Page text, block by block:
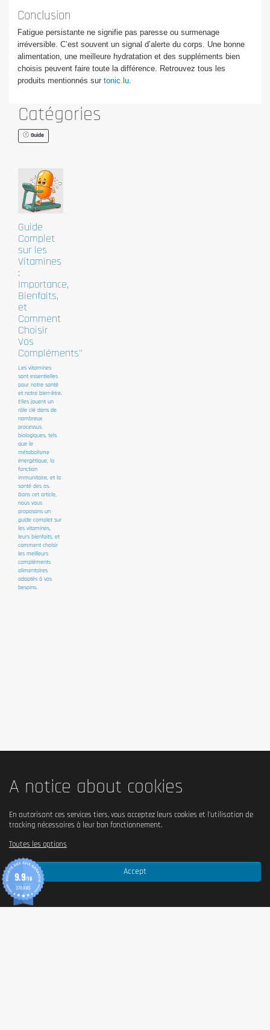
Conclusion
Fatigue persistante ne signifie pas paresse ou surmenage
irréversible. C’est souvent un signal d’alerte du corps. Une bonne
alimentation, une meilleure hydratation et des suppléments bien
choisis peuvent faire toute la différence. Retrouvez tous les
produits mentionnés sur tonic.lu
Catégories
Guide
Guide
Complet
sur les
Vitamines
:
Importance,
Bienfaits,
et
Comment
Choisir
Vos
Compléments"
Les vitamines
sont essentielles
pour notre santé
et notre bien-être.
Elles jouent un
rôle clé dans de
nombreux
processus
biologiques, tels
que le
métabolisme
énergétique, la
fonction
immunitaire, et la
santé des os.
Dans cet article,
nous vous
proposons un
guide complet sur
les vitamines,
leurs bienfaits, et
comment choisir
les meilleurs
compléments
alimentaires
adaptés à vos
besoins.
A notice about cookies
Accept
En autorisant ces services tiers, vous acceptez leurs cookies et l'utilisation de
tracking nécessaires à leur bon fonctionnement.
Toutes les options
9.9/10
370 AVIS